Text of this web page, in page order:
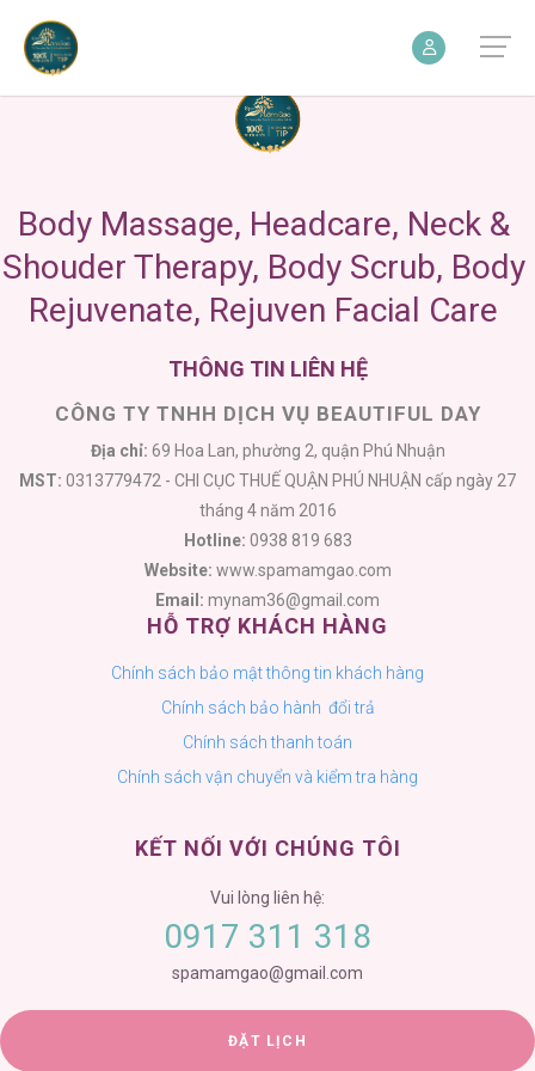
CÔNG TY TNHH DỊCH VỤ BEAUTIFUL DAY
Địa chỉ: 69 Hoa Lan, phường 2, quận Phú Nhuận
MST: 0313779472 - CHI CỤC THUẾ QUẬN PHÚ NHUẬN cấp ngày 27
tháng 4 năm 2016
Hotline: 0938 819 683
Website: www.spamamgao.com
Email: mynam36@gmail.com
KẾT NỐI VỚI CHÚNG TÔI
spamamgao@gmail.com
HỖ TRỢ KHÁCH HÀNG
Chính sách bảo mật thông tin khách hàng
Chính sách bảo hành đổi trả
Chính sách thanh toán
Chính sách vận chuyển và kiểm tra hàng
ĐẶT LỊCH